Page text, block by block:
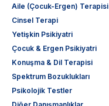
Aile (Çocuk-Ergen) Terapisi
Cinsel Terapi
Yetişkin Psikiyatri
Çocuk & Ergen Psikiyatri
Konuşma & Dil Terapisi
Spektrum Bozuklukları
Psikolojik Testler